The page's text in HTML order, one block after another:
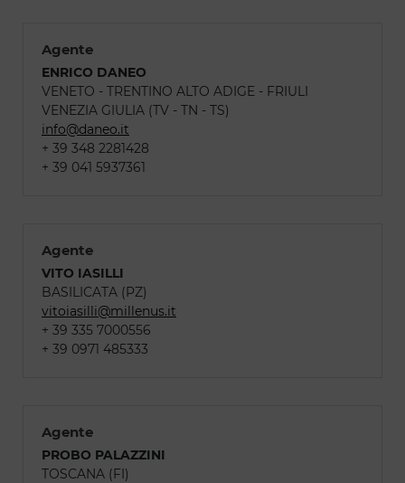
Agente
ENRICO DANEO
VENETO - TRENTINO ALTO ADIGE - FRIULI
VENEZIA GIULIA (TV - TN - TS)
info@daneo.it
+ 39 348 2281428
+ 39 041 5937361
Agente
VITO IASILLI
BASILICATA (PZ)
vitoiasilli@millenus.it
+ 39 335 7000556
+ 39 0971 485333
Agente
PROBO PALAZZINI
TOSCANA (FI)